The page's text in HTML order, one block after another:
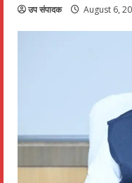
उप संपादक August 6,